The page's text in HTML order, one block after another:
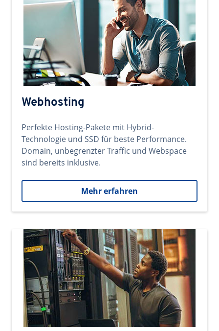
Webhosting
Perfekte Hosting-Pakete mit Hybrid-
Technologie und SSD für beste Performance.
Domain, unbegrenzter Traffic und Webspace
sind bereits inklusive.
Mehr erfahren